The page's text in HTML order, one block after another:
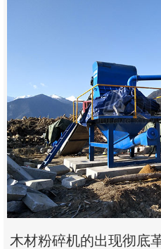
木材粉碎机的出现彻底